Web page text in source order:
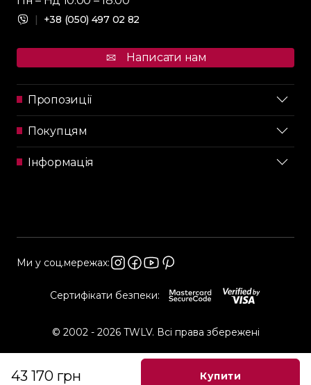
43 170 грн Купити
| +38 (050) 497 02 82
Написати нам
Пропозиції
Покупцям
Інформація
Сертифікати безпеки:
Ми у соц.мережах:
© 2002 - 2026 TWLV. Всі права збережені